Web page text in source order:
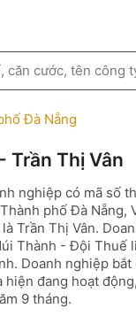
Đà Nẵng
Trần Thị Vân
nghiệp có mã số
phố Đà Nẵng,
Trần Thị Vân.
Thành - Đội Thuế
Doanh nghiệp
hiện đang hoạt
9 tháng.